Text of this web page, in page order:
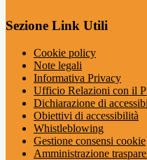
Sezione Link Utili
Cookie policy
Note legali
Informativa Privacy
Ufficio Relazioni con il
Dichiarazione di
Obiettivi di accessibilità
Whistleblowing
Gestione consensi cookie
Amministrazione